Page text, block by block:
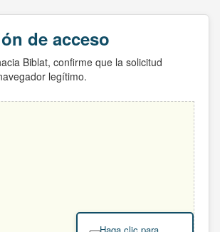
de acceso
Biblat, confirme que la solicitud
legítimo.